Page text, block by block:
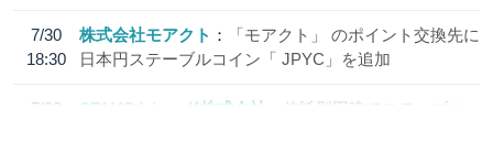
7/30
18:30
株式会社モアクト
「モアクト」 のポイント交換先に
日本円ステーブルコイン「 JPYC」を追加
7/29
SBI VCトレード株式会社
信託型円建てステーブル